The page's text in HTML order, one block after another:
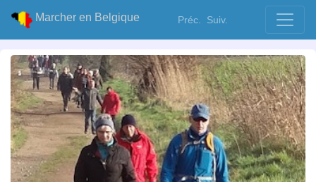
Marcher en Belgique Préc. Suiv.